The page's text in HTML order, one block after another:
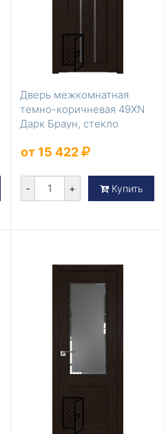
Дверь межкомнатная
темно-коричневая 49XN
Дарк Браун, стекло
от 15 422
- + Купить